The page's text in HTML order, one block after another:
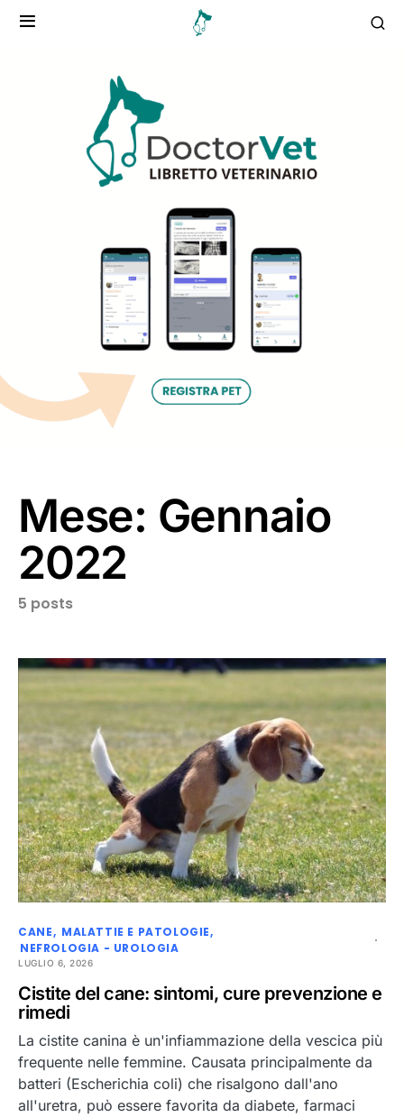
Mese: Gennaio
2022
5 posts
CANE
MALATTIE E PATOLOGIE
NEFROLOGIA - UROLOGIA
LUGLIO 6, 2026
Cistite del cane: sintomi, cure prevenzione e
rimedi
La cistite canina è un'infiammazione della vescica più
frequente nelle femmine. Causata principalmente da
batteri (Escherichia coli) che risalgono dall'ano
all'uretra, può essere favorita da diabete, farmaci